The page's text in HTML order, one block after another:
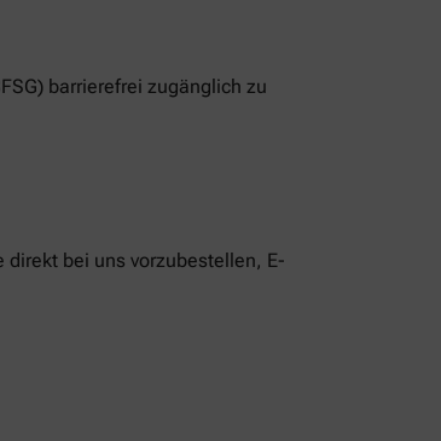
barrierefrei zugänglich zu
bei uns vorzubestellen, E-